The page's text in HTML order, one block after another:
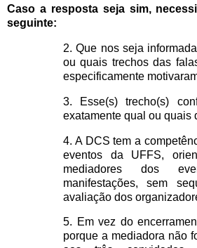
Caso a resposta seja sim,
seguinte:
2. Que nos seja
ou quais trechos das
especificamente
3. Esse(s) trecho(s)
exatamente qual ou quais
4. A DCS tem a
eventos da UFFS,
mediadores dos
manifestações, sem
avaliação dos
5. Em vez do
porque a mediadora não